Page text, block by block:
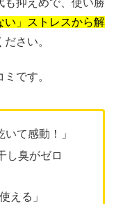
い」ストレスから解
さい。
です。
いて感動！」
し臭がゼロ
える」